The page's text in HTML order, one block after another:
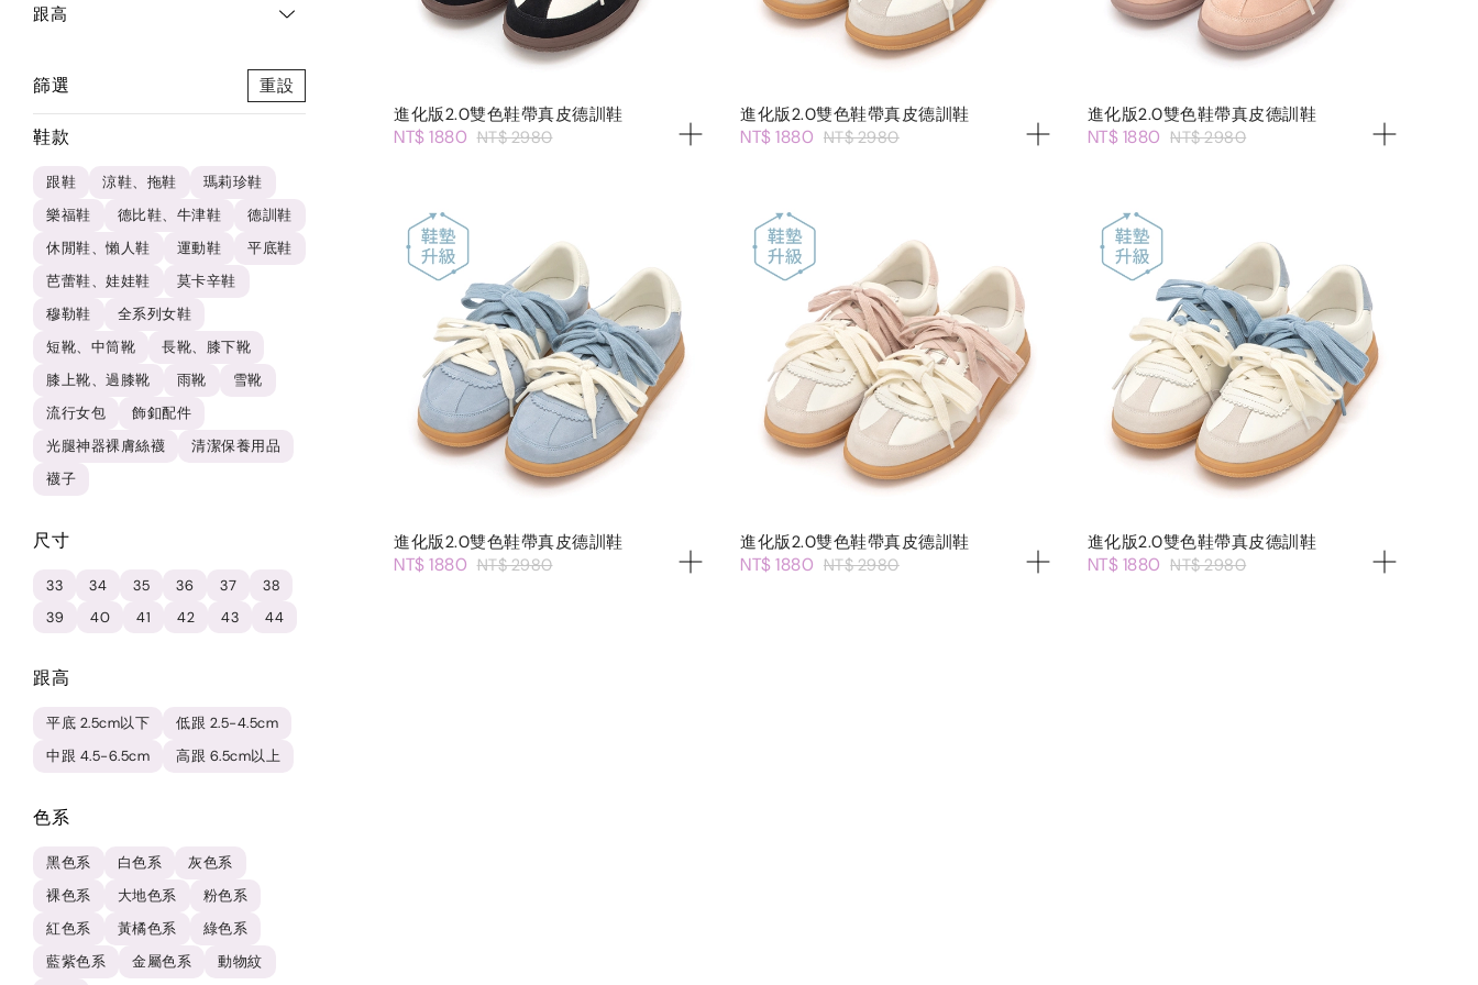
跟高
篩選 重設
鞋款
跟鞋 涼鞋、拖鞋
瑪莉珍鞋
樂福鞋
德比鞋、牛津鞋
德訓鞋
休閒鞋、懶人鞋
運動鞋
平底鞋
芭蕾鞋、娃娃鞋
莫卡辛鞋
穆勒鞋
全系列女鞋
短靴、中筒靴
長靴、膝下靴
膝上靴、過膝靴
雨靴
雪靴
流行女包
飾釦配件
光腿神器裸膚絲襪
清潔保養用品
襪子
尺寸
33 34 35 36 37
38
39
40 41 42 43 44
跟高
平底 2.5cm以下
低跟 2.5-4.5cm
中跟 4.5-6.5cm
高跟 6.5cm以上
色系
黑色系 白色系
灰色系
裸色系
大地色系
粉色系
紅色系
黃橘色系
綠色系
藍紫色系
金屬色系 動物紋
進化版2.0雙色鞋帶真皮德訓鞋
NT$ 1880 NT$ 2980
進化版2.0雙色鞋帶真皮德訓鞋
NT$ 1880 NT$ 2980
進化版2.0雙色鞋帶真皮德訓鞋
NT$ 1880 NT$ 2980
進化版2.0雙色鞋帶真皮德訓鞋
NT$ 1880 NT$ 2980
進化版2.0雙色鞋帶真皮德訓鞋
NT$ 1880 NT$ 2980
進化版2.0雙色鞋帶真皮德訓鞋
NT$ 1880 NT$ 2980